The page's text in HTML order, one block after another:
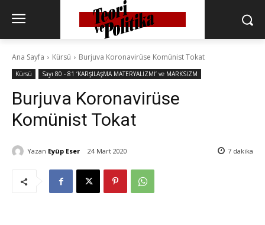
Ana Sayfa Kürsü Burjuva Koronavirüse Komünist Tokat
Kürsü Sayı 80 - 81 ‘KARŞILAŞMA MATERYALİZMİ’ ve MARKSİZM
Burjuva Koronavirüse
Komünist Tokat
Yazan Eyüp Eser 24 Mart 2020 7 dakika